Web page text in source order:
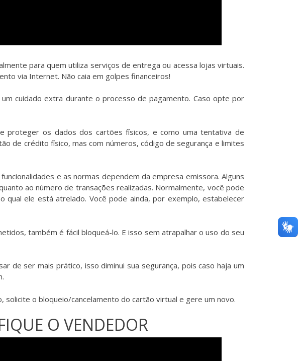
para quem utiliza serviços de entrega ou acessa lojas virtuais.
via Internet. Não caia em golpes financeiros!
cuidado extra durante o processo de pagamento. Caso opte por
proteger os dados dos cartões físicos, e como uma tentativa de
de crédito físico, mas com números, código de segurança e limites
e as normas dependem da empresa emissora. Alguns
ao número de transações realizadas. Normalmente, você pode
ele está atrelado. Você pode ainda, por exemplo, estabelecer
também é fácil bloqueá-lo. E isso sem atrapalhar o uso do seu
de ser mais prático, isso diminui sua segurança, pois caso haja um
o bloqueio/cancelamento do cartão virtual e gere um novo.
O VENDEDOR